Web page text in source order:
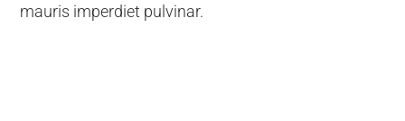
mauris imperdiet pulvinar.